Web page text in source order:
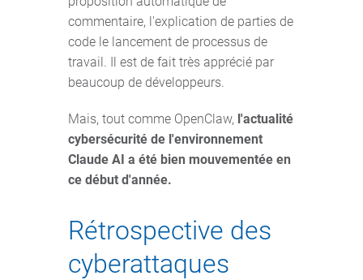
commentaire, l'explication de parties de
code le lancement de processus de
travail. Il est de fait très apprécié par
beaucoup de développeurs.
Mais, tout comme OpenClaw, l'actualité
cybersécurité de l'environnement
Claude AI a été bien mouvementée en
ce début d'année.
Rétrospective des
cyberattaques